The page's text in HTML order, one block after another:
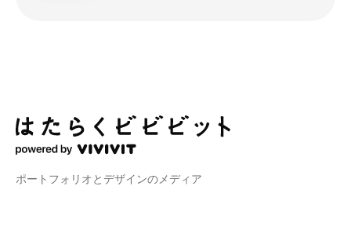
ポートフォリオとデザインのメディア